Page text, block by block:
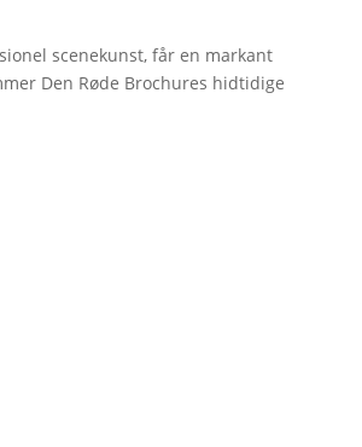
scenekunst, får en markant
Den Røde Brochures hidtidige